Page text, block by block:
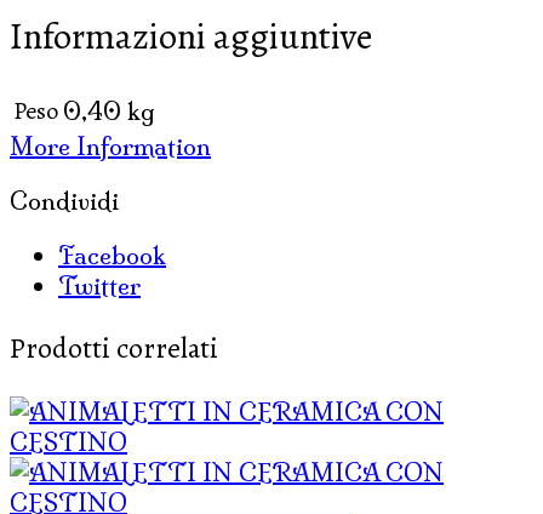
(
PZ.
)
Informazioni aggiuntive
Peso 0,40 kg
More Information
Condividi
Facebook
Twitter
Prodotti correlati